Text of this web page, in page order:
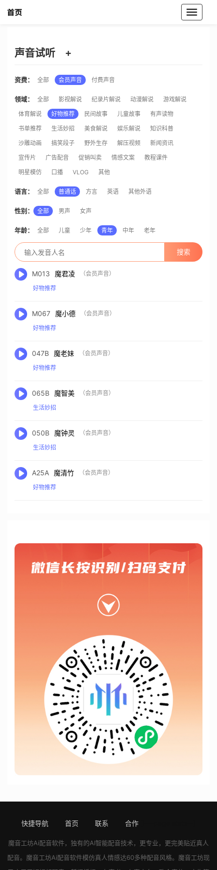
魔音工坊声音试听
声音试听 +
资费： 全部 会员声音 付费声音
领域： 全部 影视解说 纪录片解说 动漫解说
游戏解说
体育解说
好物推荐 民间故事 儿童故事
有声读物
书单推荐
生活妙招 美食解说 娱乐解说
知识科普
沙雕动画
搞笑段子 野外生存 解压视频
新闻资讯
宣传片
广告配音 促销叫卖 情感文案
教程课件
明星模仿
口播 VLOG 其他
语言： 全部 普通话 方言 英语 其他外语
性别： 全部 男声 女声
年龄： 全部 儿童 少年 青年 中年 老年
M013 魔君凌
（会员声音）
好物推荐
M067 魔小德
（会员声音）
好物推荐
047B 魔老妹
（会员声音）
好物推荐
065B 魔智美
（会员声音）
生活妙招
050B 魔钟灵
（会员声音）
生活妙招
A25A 魔清竹
（会员声音）
好物推荐
快捷导航 首页 联系 合作
魔音工坊Ai配音软件，独有的AI智能配音技术，更专业，更完美贴近真人
配音。 魔音工坊Ai配音软件模仿真人情感达60多种配音风格。 魔音工坊现